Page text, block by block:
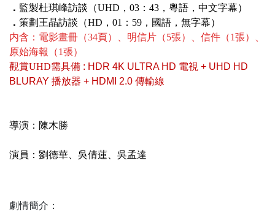
． 監製杜琪峰訪談（UHD，03：43，粵語，中文字幕）
． 策劃王晶訪談（HD，01：59，國語，無字幕）
内含： 電影畫冊（34頁）、明信片（5張）、信件（1張）、
原始海報（1張）
觀賞UHD需具備 : HDR 4K ULTRA HD 電視 + UHD HD
BLURAY 播放器 + HDMI 2.0 傳輸線
導演：陳木勝
演員：劉德華、吳倩蓮、吳孟達
劇情簡介：